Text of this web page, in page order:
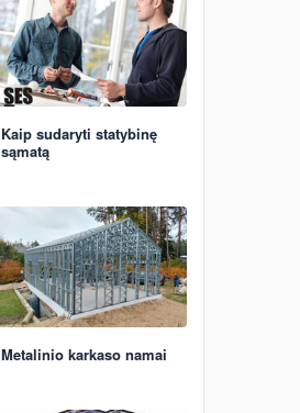
Kaip sudaryti statybinę
sąmatą
Metalinio karkaso namai